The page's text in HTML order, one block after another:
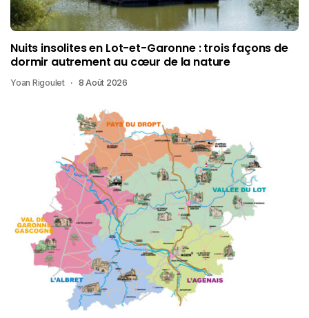
Nuits insolites en Lot-et-Garonne : trois façons de
dormir autrement au cœur de la nature
Yoan Rigoulet 8 Août 2026